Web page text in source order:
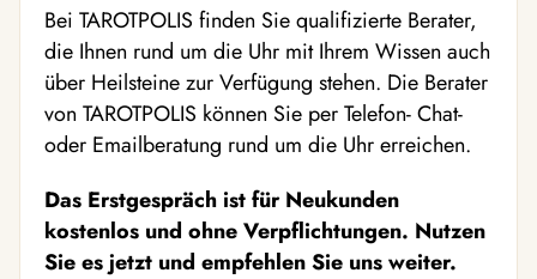
Bei TAROTPOLIS finden Sie qualifizierte Berater,
die Ihnen rund um die Uhr mit Ihrem Wissen auch
über Heilsteine zur Verfügung stehen. Die Berater
von TAROTPOLIS können Sie per Telefon- Chat-
oder Emailberatung rund um die Uhr erreichen.
Das Erstgespräch ist für Neukunden
kostenlos und ohne Verpflichtungen. Nutzen
Sie es jetzt und empfehlen Sie uns weiter.